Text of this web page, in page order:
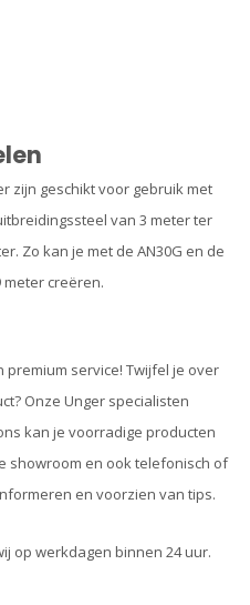
zijn geschikt voor gebruik met
van 3 meter ter
Zo kan je met de AN30G en de
meter creëren.
service! Twijfel je over
Onze Unger specialisten
kan je voorradige producten
showroom en ook telefonisch of
en voorzien van tips.
op werkdagen binnen 24 uur.